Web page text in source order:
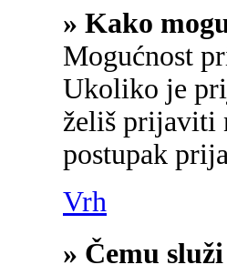
» Kako
Mogućnost
Ukoliko je
želiš prijaviti
postupak
Vrh
» Čemu